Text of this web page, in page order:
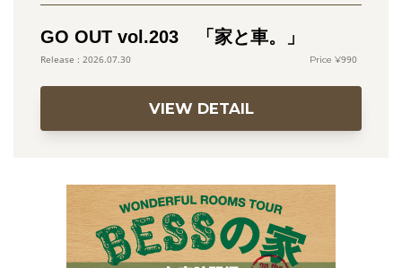
GO OUT vol.203 「家と車。」
2026.07.30 990
VIEW DETAIL